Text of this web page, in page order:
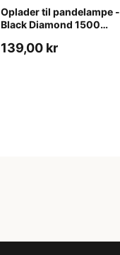
Oplader til pandelampe -
Black Diamond 1500
139,00 kr